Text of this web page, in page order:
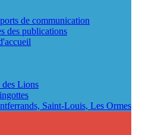
de communication
des publications
des Lions
Saint-Louis, Les Ormes